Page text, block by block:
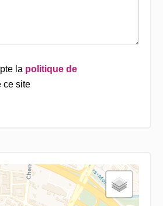
la politique de
site